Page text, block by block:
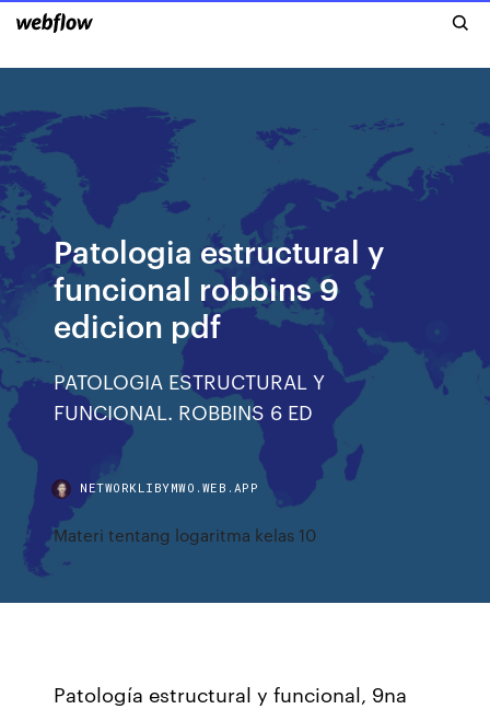
Patologia estructural y
funcional robbins 9
edicion pdf
PATOLOGIA ESTRUCTURAL Y
FUNCIONAL. ROBBINS 6 ED
NETWORKLIBYMWO.WEB.APP
Materi tentang logaritma kelas 10
Patología estructural y funcional, 9na